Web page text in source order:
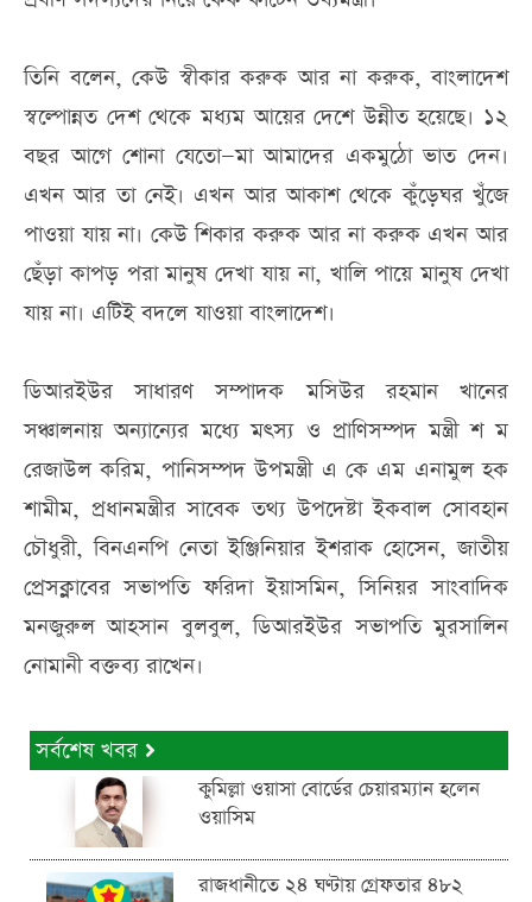
তিনি বলেন, কেউ স্বীকার করুক আর না করুক, বাংলাদেশ
স্বল্পোন্নত দেশ থেকে মধ্যম আয়ের দেশে উন্নীত হয়েছে। ১২
বছর আগে শোনা যেতো—মা আমাদের একমুঠো ভাত দেন।
এখন আর তা নেই। এখন আর আকাশ থেকে কুঁড়েঘর খুঁজে
পাওয়া যায় না। কেউ শিকার করুক আর না করুক এখন আর
ছেঁড়া কাপড় পরা মানুষ দেখা যায় না, খালি পায়ে মানুষ দেখা
যায় না। এটিই বদলে যাওয়া বাংলাদেশ।
ডিআরইউর সাধারণ সম্পাদক মসিউর রহমান খানের
সঞ্চালনায় অন্যান্যের মধ্যে মৎস্য ও প্রাণিসম্পদ মন্ত্রী শ ম
রেজাউল করিম, পানিসম্পদ উপমন্ত্রী এ কে এম এনামুল হক
শামীম, প্রধানমন্ত্রীর সাবেক তথ্য উপদেষ্টা ইকবাল সোবহান
চৌধুরী, বিনএনপি নেতা ইঞ্জিনিয়ার ইশরাক হোসেন, জাতীয়
প্রেসক্লাবের সভাপতি ফরিদা ইয়াসমিন, সিনিয়র সাংবাদিক
মনজুরুল আহসান বুলবুল, ডিআরইউর সভাপতি মুরসালিন
নোমানী বক্তব্য রাখেন।
সর্বশেষ খবর
কুমিল্লা ওয়াসা বোর্ডের চেয়ারম্যান হলেন
ওয়াসিম
রাজধানীতে ২৪ ঘণ্টায় গ্রেফতার ৪৮২